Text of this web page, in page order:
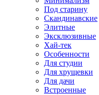
Под старину
Скандинавские
Элитные
Эксклюзивные
Хай-тек
Особенности
Для студии
Для хрущевки
Для дачи
Встроенные